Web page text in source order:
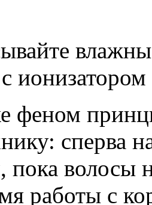
ионизатором
феном
сперва
волосы
работы с